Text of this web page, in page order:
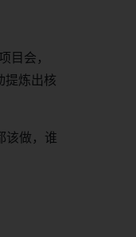
目会，
提炼出核
该做，谁